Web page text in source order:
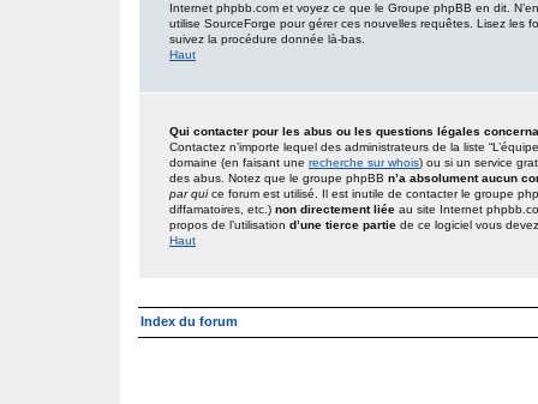
Internet phpbb.com et voyez ce que le Groupe phpBB en dit.
utilise SourceForge pour gérer ces nouvelles requêtes. Lisez les
suivez la procédure donnée là-bas.
Haut
Qui contacter pour les abus ou les questions légales
Contactez n’importe lequel des administrateurs de la liste
domaine (en faisant une recherche sur whois) ou si un service
des abus. Notez que le groupe phpBB n’a absolument aucun
par quice forum est utilisé. Il est inutile de contacter le groupe
diffamatoires, etc.) non directement liée au site Internet
propos de l’utilisation d’une tierce partie de ce logiciel vous
Haut
Index du forum